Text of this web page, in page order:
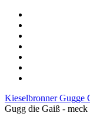
Kieselbronner Gugge
Gugg die Gaiß - meck